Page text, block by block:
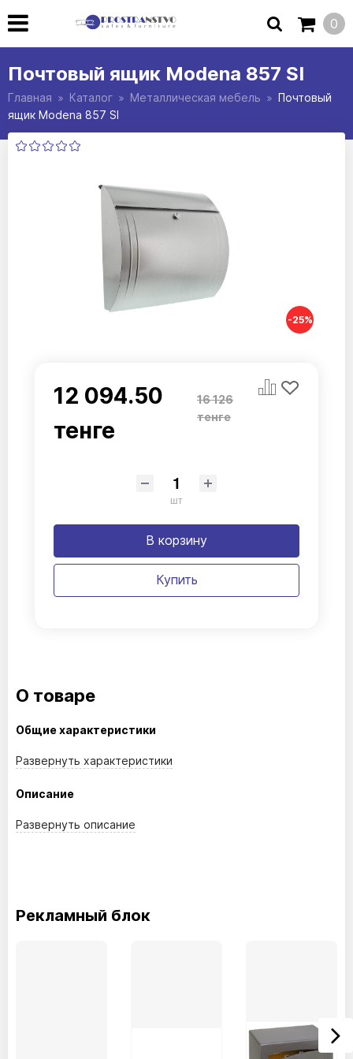
0
Почтовый ящик Modena 857 SI
Главная Каталог Металлическая мебель
Почтовый
ящик Modena 857 SI
-25%
12 094.50
тенге
16 126
тенге
шт
В корзину
Купить
О товаре
Общие характеристики
Развернуть характеристики
Описание
Развернуть описание
Рекламный блок